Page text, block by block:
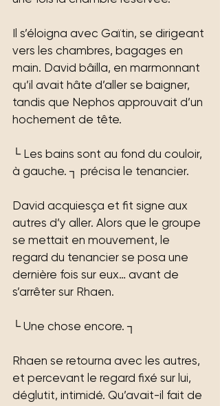
Il s’éloigna avec Gaïtin, se dirigeant
vers les chambres, bagages en
main. David bâilla, en marmonnant
qu’il avait hâte d’aller se baigner,
tandis que Nephos approuvait d’un
hochement de tête.
└ Les bains sont au fond du couloir,
à gauche. ┐ précisa le tenancier.
David acquiesça et fit signe aux
autres d’y aller. Alors que le groupe
se mettait en mouvement, le
regard du tenancier se posa une
dernière fois sur eux… avant de
s’arrêter sur Rhaen.
└ Une chose encore. ┐
Rhaen se retourna avec les autres,
et percevant le regard fixé sur lui,
déglutit, intimidé. Qu’avait-il fait de